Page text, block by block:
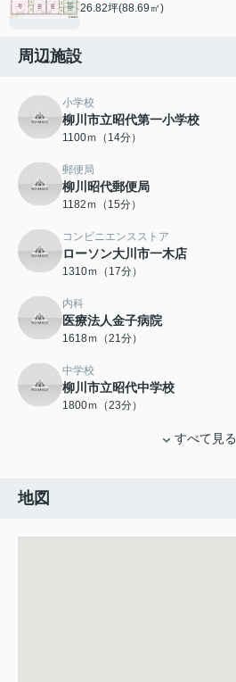
26.82坪(88.69㎡)
周辺施設
小学校
柳川市立昭代第一小学校
1100ｍ（14分）
郵便局
柳川昭代郵便局
1182ｍ（15分）
コンビニエンスストア
ローソン大川市一木店
1310ｍ（17分）
内科
医療法人金子病院
1618ｍ（21分）
中学校
柳川市立昭代中学校
1800ｍ（23分）
すべて見る
地図